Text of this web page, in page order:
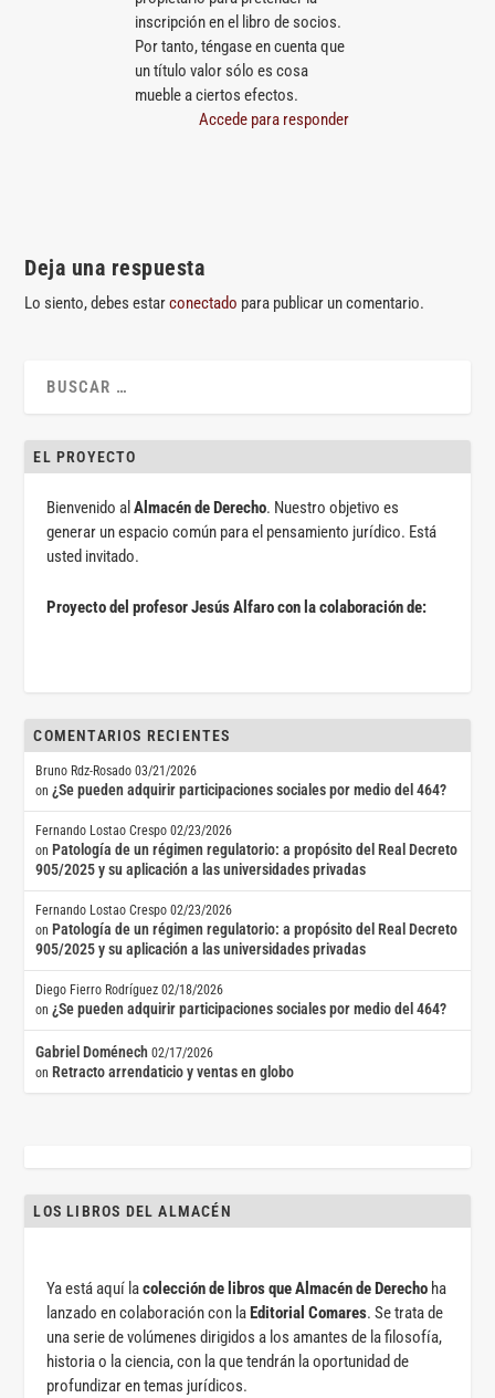
inscripción en el libro de socios.
Por tanto, téngase en cuenta que
un título valor sólo es cosa
mueble a ciertos efectos.
Accede para responder
Deja una respuesta
Lo siento, debes estarconectado para publicar un comentario.
EL PROYECTO
Bienvenido alAlmacén de Derecho. Nuestro objetivo es
generar un espacio común para el pensamiento jurídico. Está
usted invitado.
Proyecto del profesor Jesús Alfaro con la colaboración de:
COMENTARIOS RECIENTES
Bruno Rdz-Rosado 03/21/2026
on¿Se pueden adquirir participaciones sociales por medio del 464?
Fernando Lostao Crespo 02/23/2026
on Patología de un régimen regulatorio: a propósito del Real Decreto
905/2025 y su aplicación a las universidades privadas
Fernando Lostao Crespo 02/23/2026
on Patología de un régimen regulatorio: a propósito del Real Decreto
905/2025 y su aplicación a las universidades privadas
Diego Fierro Rodríguez 02/18/2026
on¿Se pueden adquirir participaciones sociales por medio del 464?
Gabriel Doménech 02/17/2026
on Retracto arrendaticio y ventas en globo
LOS LIBROS DEL ALMACÉN
Ya está aquí lacolección de libros que Almacén de Derecho ha
lanzado en colaboración con laEditorial Comares. Se trata de
una serie de volúmenes dirigidos a los amantes de la filosofía,
historia o la ciencia, con la que tendrán la oportunidad de
profundizar en temas jurídicos.